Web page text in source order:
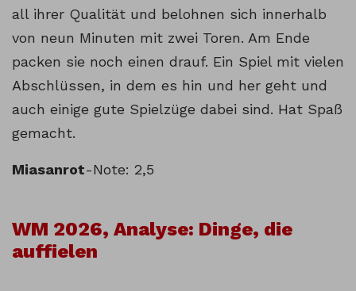
all ihrer Qualität und belohnen sich innerhalb
von neun Minuten mit zwei Toren. Am Ende
packen sie noch einen drauf. Ein Spiel mit vielen
Abschlüssen, in dem es hin und her geht und
auch einige gute Spielzüge dabei sind. Hat Spaß
gemacht.
Miasanrot-Note: 2,5
WM 2026, Analyse: Dinge, die
auffielen